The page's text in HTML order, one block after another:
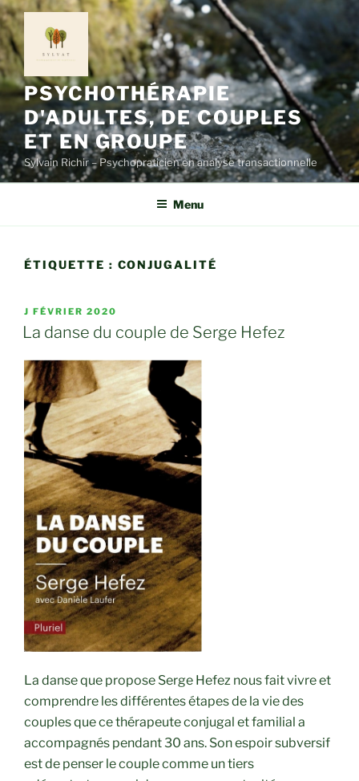
Aller
au
contenu
principal
PSYCHOTHÉRAPIE
D'ADULTES, DE COUPLES
ET EN GROUPE
Sylvain Richir – Psychopraticien en analyse transactionnelle
Menu
ÉTIQUETTE : CONJUGALITÉ
PUBLIÉ
LE
J FÉVRIER 2020
La danse du couple de Serge Hefez
La danse que propose Serge Hefez nous fait vivre et
comprendre les différentes étapes de la vie des
couples que ce thérapeute conjugal et familial a
accompagnés pendant 30 ans. Son espoir subversif
est de penser le couple comme un tiers